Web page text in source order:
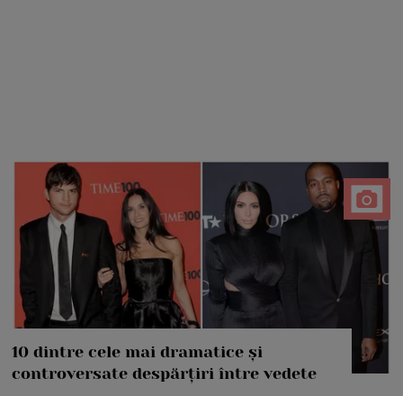
10 dintre cele mai dramatice și
controversate despărțiri între vedete